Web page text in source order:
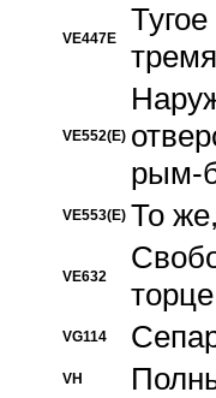
VE447E
VE552(E)
рым-
VE553(E) То
VE632
VG114
VH